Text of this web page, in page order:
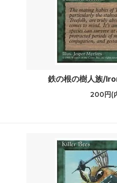
鉄の根の樹人族/
200円(